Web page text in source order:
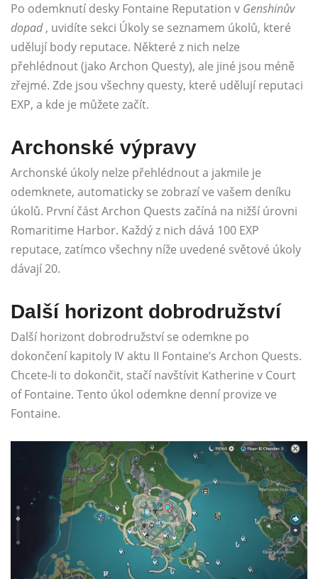
Po odemknutí desky Fontaine Reputation v Genshinův
dopad , uvidíte sekci Úkoly se seznamem úkolů, které
udělují body reputace. Některé z nich nelze
přehlédnout (jako Archon Questy), ale jiné jsou méně
zřejmé. Zde jsou všechny questy, které udělují reputaci
EXP, a kde je můžete začít.
Archonské výpravy
Archonské úkoly nelze přehlédnout a jakmile je
odemknete, automaticky se zobrazí ve vašem deníku
úkolů. První část Archon Quests začíná na nižší úrovni
Romaritime Harbor. Každý z nich dává 100 EXP
reputace, zatímco všechny níže uvedené světové úkoly
dávají 20.
Další horizont dobrodružství
Další horizont dobrodružství se odemkne po
dokončení kapitoly IV aktu II Fontaine’s Archon Quests.
Chcete-li to dokončit, stačí navštívit Katherine v Court
of Fontaine. Tento úkol odemkne denní provize ve
Fontaine.